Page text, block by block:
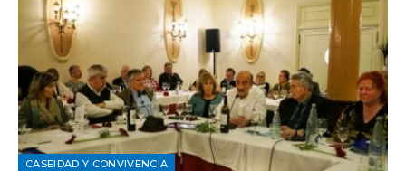
CASEIDAD Y CONVIVENCIA